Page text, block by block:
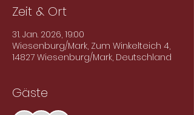
Zeit & Ort
31. Jan. 2026, 19:00
Wiesenburg/Mark, Zum Winkelteich 4,
14827 Wiesenburg/Mark, Deutschland
Gäste